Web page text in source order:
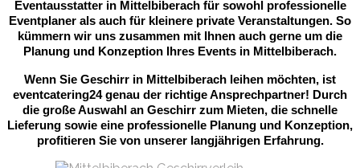
Eventausstatter in Mittelbiberach für sowohl professionelle
Eventplaner als auch für kleinere private Veranstaltungen. So
kümmern wir uns zusammen mit Ihnen auch gerne um die
Planung und Konzeption Ihres Events in Mittelbiberach.
Wenn Sie Geschirr in Mittelbiberach leihen möchten, ist
eventcatering24 genau der richtige Ansprechpartner! Durch
die große Auswahl an Geschirr zum Mieten, die schnelle
Lieferung sowie eine professionelle Planung und Konzeption,
profitieren Sie von unserer langjährigen Erfahrung.